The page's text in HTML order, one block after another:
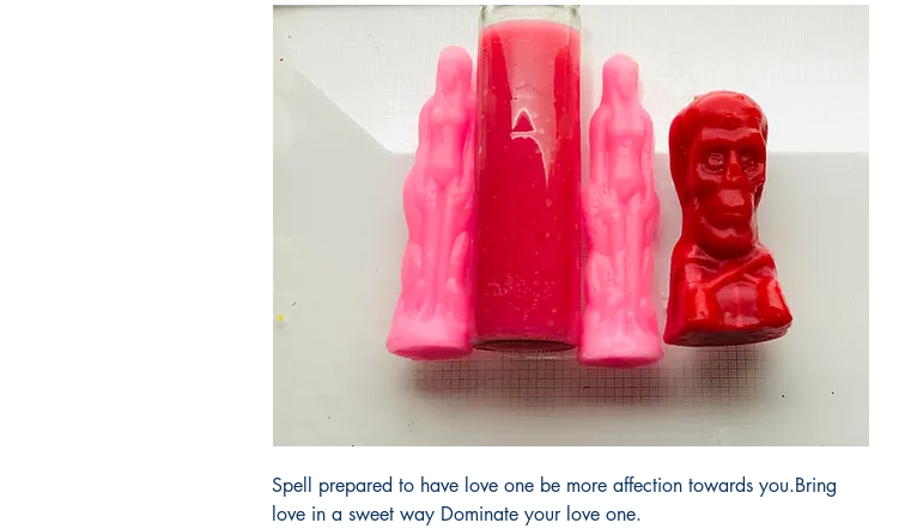
Spell prepared to have love one be more affection towards you.Bring
love in a sweet way Dominate your love one.